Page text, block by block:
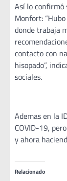
Así lo confirmó
Monfort:
donde trabaja
contacto con
hisopado”,
sociales.
Ademas en la
COVID-19,
y ahora
Relacionado